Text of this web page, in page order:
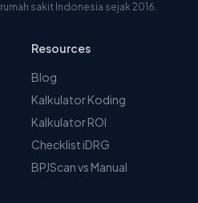
sakit Indonesia sejak 2016.
Resources
Blog
Kalkulator Koding
Kalkulator ROI
Checklist iDRG
BPJScan vs Manual